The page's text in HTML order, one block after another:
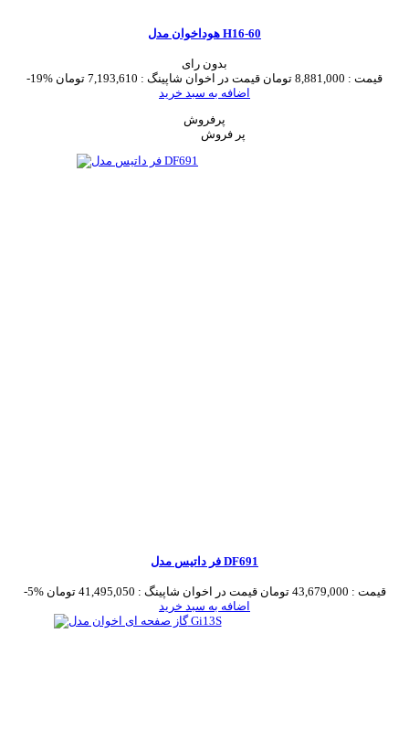
هوداخوان مدل H16-60
بدون رای
-19%
قیمت : 8,881,000 تومان قیمت در اخوان شاپینگ : 7,193,610 تومان
اضافه به سبد خرید
پرفروش
فر داتیس مدل DF691
-5% قیمت : 43,679,000 تومان قیمت در اخوان شاپینگ : 41,495,050 تومان
اضافه به سبد خرید